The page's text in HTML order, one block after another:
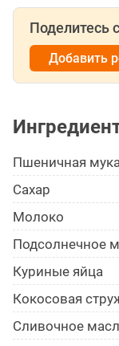
Поделитесь
Добавить
Пшеничная
Сахар
Молоко
Подсолнечное
Куриные яйца
Кокосовая
Сливочное